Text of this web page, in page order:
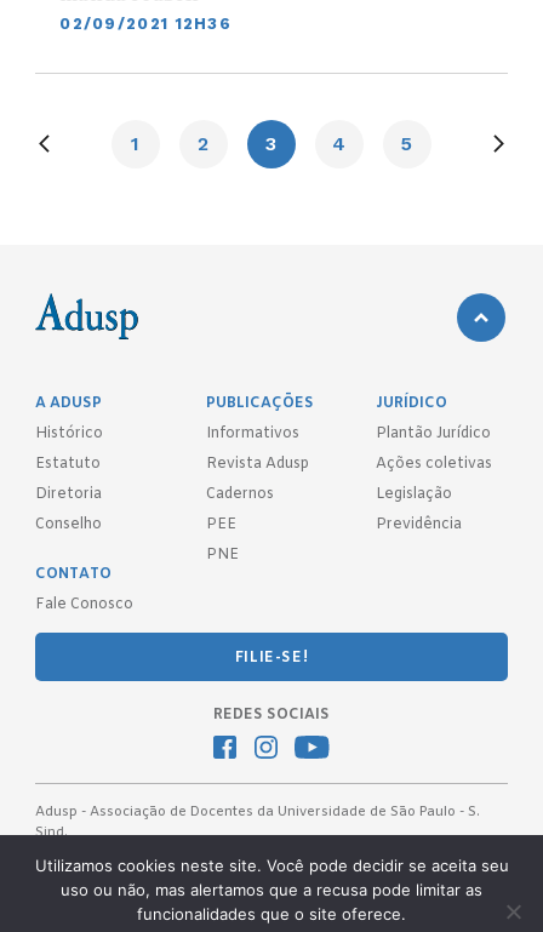
02/09/2021 12H36
1 2 3 4 5
A ADUSP
Histórico
Estatuto
Diretoria
Conselho
PUBLICAÇÕES
Informativos
Revista Adusp
Cadernos
PEE
PNE
JURÍDICO
Plantão Jurídico
Ações coletivas
Legislação
Previdência
CONTATO
Fale Conosco
FILIE-SE!
REDES SOCIAIS
Adusp - Associação de Docentes da Universidade de São Paulo - S.
Sind.
Av. Prof. Almeida Prado, 1366 - São Paulo, SP - CEP 05508-070
Telefones: (11) 3091-4465 / 66 ● (11) 3813-5573 ● (11) 3815-9245 ●
(11) 3814-1715 ● (11) 3032-5950
Utilizamos cookies neste site. Você pode decidir se aceita seu
uso ou não, mas alertamos que a recusa pode limitar as
funcionalidades que o site oferece.